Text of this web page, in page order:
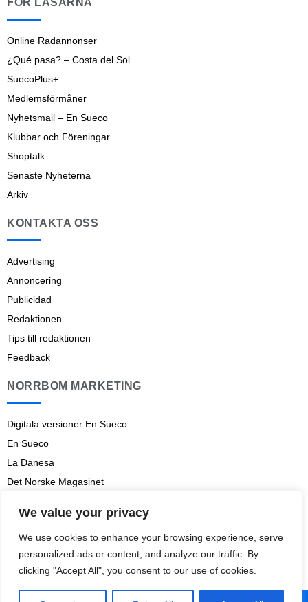
We value your privacy
We use cookies to enhance your browsing experience, serve
personalized ads or content, and analyze our traffic. By
clicking "Accept All", you consent to our use of cookies.
FÖR LÄSARNA
Online Radannonser
¿Qué pasa? – Costa del Sol
SuecoPlus+
Medlemsförmåner
Nyhetsmail – En Sueco
Klubbar och Föreningar
Shoptalk
Senaste Nyheterna
Arkiv
KONTAKTA OSS
Advertising
Annoncering
Publicidad
Redaktionen
Tips till redaktionen
Feedback
NORRBOM MARKETING
Digitala versioner En Sueco
En Sueco
La Danesa
Det Norske Magasinet
Aviso legal
Prenumerationsvillkor